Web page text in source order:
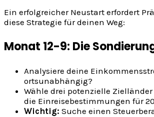
Ein erfolgreicher Neustart erfordert
diese Strategie für deinen Weg:
Monat 12-9: Die
Analysiere deine
ortsunabhängig?
Wähle drei potenzielle
die Einreisebestimmungen für
Wichtig: Suche einen